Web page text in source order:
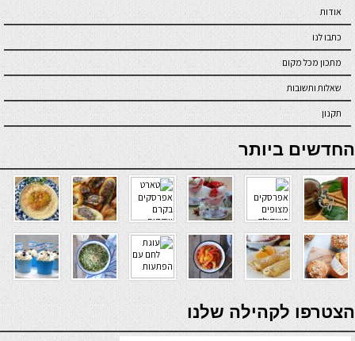
אודות
כתבו לנו
מתכון מכל מקום
שאלות ותשובות
תקנון
online casino
החדשים ביותר
verde casino
הצטרפו לקהילה שלנו